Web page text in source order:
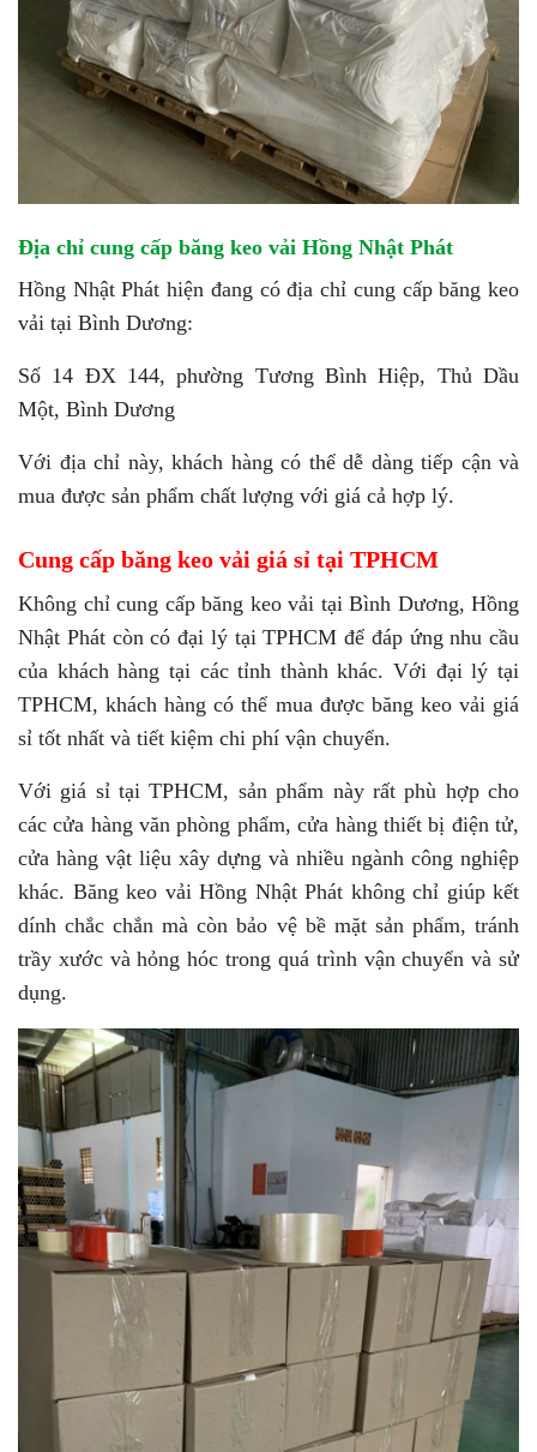
Địa chỉ cung cấp băng keo vải Hồng Nhật Phát
Hồng Nhật Phát hiện đang có địa chỉ cung cấp băng keo
vải tại Bình Dương:
Số 14 ĐX 144, phường Tương Bình Hiệp, Thủ Dầu
Một, Bình Dương
Với địa chỉ này, khách hàng có thể dễ dàng tiếp cận và
mua được sản phẩm chất lượng với giá cả hợp lý.
Cung cấp băng keo vải giá sỉ tại TPHCM
Không chỉ cung cấp băng keo vải tại Bình Dương, Hồng
Nhật Phát còn có đại lý tại TPHCM để đáp ứng nhu cầu
của khách hàng tại các tỉnh thành khác. Với đại lý tại
TPHCM, khách hàng có thể mua được băng keo vải giá
sỉ tốt nhất và tiết kiệm chi phí vận chuyển.
Với giá sỉ tại TPHCM, sản phẩm này rất phù hợp cho
các cửa hàng văn phòng phẩm, cửa hàng thiết bị điện tử,
cửa hàng vật liệu xây dựng và nhiều ngành công nghiệp
khác. Băng keo vải Hồng Nhật Phát không chỉ giúp kết
dính chắc chắn mà còn bảo vệ bề mặt sản phẩm, tránh
trầy xước và hỏng hóc trong quá trình vận chuyển và sử
dụng.